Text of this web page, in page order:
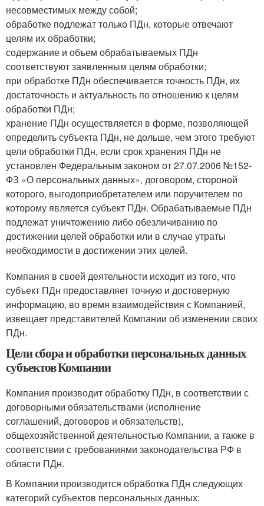
несовместимых между собой;
обработке подлежат только ПДн, которые отвечают
целям их обработки;
содержание и объем обрабатываемых ПДн
соответствуют заявленным целям обработки;
при обработке ПДн обеспечивается точность ПДн, их
достаточность и актуальность по отношению к целям
обработки ПДн;
хранение ПДн осуществляется в форме, позволяющей
определить субъекта ПДн, не дольше, чем этого требуют
цели обработки ПДн, если срок хранения ПДн не
установлен Федеральным законом от 27.07.2006 №152-
ФЗ «О персональных данных», договором, стороной
которого, выгодоприобретателем или поручителем по
которому является субъект ПДн. Обрабатываемые ПДн
подлежат уничтожению либо обезличиванию по
достижении целей обработки или в случае утраты
необходимости в достижении этих целей.
Компания в своей деятельности исходит из того, что
субъект ПДн предоставляет точную и достоверную
информацию, во время взаимодействия с Компанией,
извещает представителей Компании об изменении своих
ПДн.
Цели сбора и обработки персональных данных
субъектов Компании
Компания производит обработку ПДн, в соответствии с
договорными обязательствами (исполнение
соглашений, договоров и обязательств),
общехозяйственной деятельностью Компании, а также в
соответствии с требованиями законодательства РФ в
области ПДн.
В Компании производится обработка ПДн следующих
категорий субъектов персональных данных: